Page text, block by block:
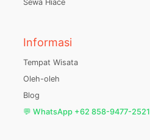
Sewa Hiace
Informasi
Tempat Wisata
Oleh-oleh
Blog
💬 WhatsApp +62 858-9477-2521